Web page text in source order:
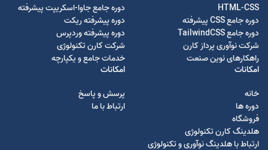
HTML-CSS
دوره جامع CSS پیشرفته
دوره جامع TailwindCSS
شرکت نوآوری پرداز کارن
راهکارهای نوین صنعت
دوره جامع جاوا-اسکریپت پیشرفته
دوره پیشرفته ریکت
دوره پیشرفته وردپرس
شرکت کارن تکنولوژی
خدمات جامع و یکپارچه
امکانات
خانه
دوره ها
فروشگاه
هلدینگ کارن تکنولوژی
ارتباط با هلدینگ نوآوری و تکنولوژی
امکانات
پرسش و پاسخ
ارتباط با ما